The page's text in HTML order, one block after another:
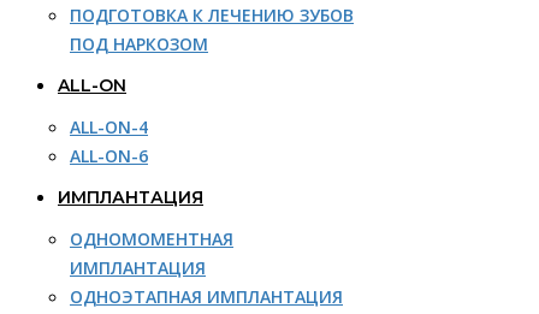
ПОДГОТОВКА К ЛЕЧЕНИЮ ЗУБОВ
ПОД НАРКОЗОМ
ALL-ON
ALL-ON-4
ALL-ON-6
ИМПЛАНТАЦИЯ
ОДНОМОМЕНТНАЯ
ИМПЛАНТАЦИЯ
ОДНОЭТАПНАЯ ИМПЛАНТАЦИЯ